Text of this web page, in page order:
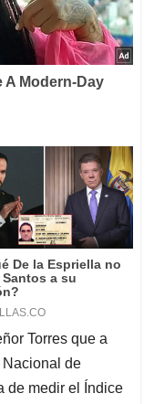
Torres que a
Nacional de
de medir el Índice